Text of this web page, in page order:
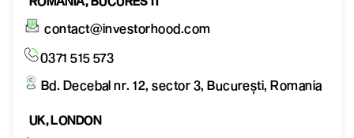
contact@investorhood.com
0371 515 573
Bd. Decebal nr. 12, sector 3, București, Romania
UK, LONDON